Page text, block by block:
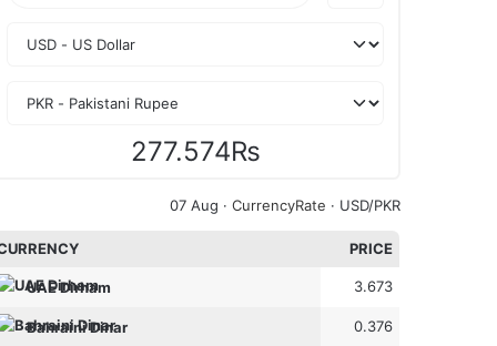
277.574₨
07 Aug · CurrencyRate · USD/PKR
PRICE
UAE Dirham 3.673
Bahraini Dinar 0.376